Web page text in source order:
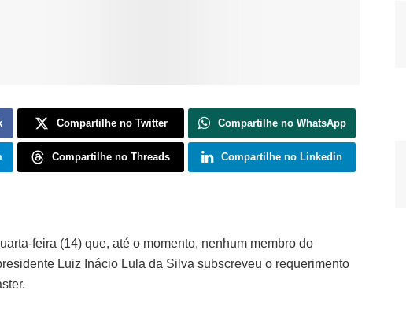
Compartilhe no Twitter Compartilhe no WhatsApp
Compartilhe no Threads Compartilhe no Linkedin
feira (14) que, até o momento, nenhum membro do
Luiz Inácio Lula da Silva subscreveu o requerimento